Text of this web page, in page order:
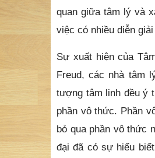
quan giữa tâm lý và
việc có nhiều diễn
Sự xuất hiện của
Freud, các nhà tâm
tượng tâm linh đều ý
phần vô thức. Phần
bỏ qua phần vô thức
đại đã có sự hiểu